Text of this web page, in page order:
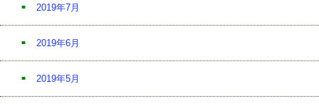
2019年7月
2019年6月
2019年5月